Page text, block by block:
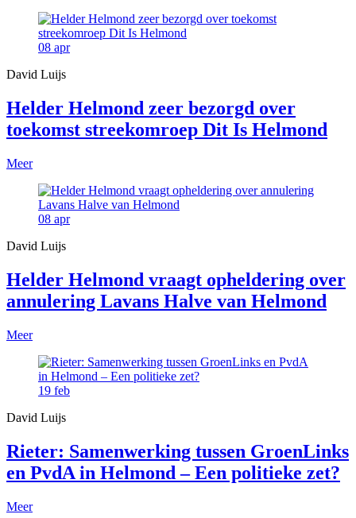
08 apr
David Luijs
Helder Helmond zeer bezorgd over
toekomst streekomroep Dit Is Helmond
Meer
08 apr
David Luijs
Helder Helmond vraagt opheldering over
annulering Lavans Halve van Helmond
Meer
19 feb
David Luijs
Rieter: Samenwerking tussen GroenLinks
en PvdA in Helmond – Een politieke zet?
Meer